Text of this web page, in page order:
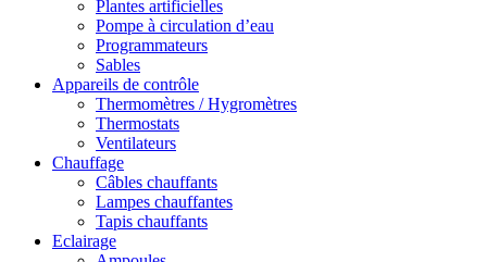
Plantes artificielles
Pompe à circulation d’eau
Programmateurs
Sables
Appareils de contrôle
Thermomètres / Hygromètres
Thermostats
Ventilateurs
Chauffage
Câbles chauffants
Lampes chauffantes
Tapis chauffants
Eclairage